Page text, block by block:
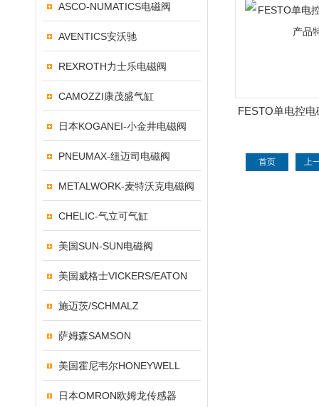
ASCO-NUMATICS电磁阀
AVENTICS安沃驰
REXROTH力士乐电磁阀
CAMOZZI康茂盛气缸
日本KOGANEI-小金井电磁阀
PNEUMAX-纽迈司电磁阀
METALWORK-麦特沃克电磁阀
CHELIC-气立可气缸
美国SUN-SUN电磁阀
美国威格士VICKERS/EATON
施迈茨/SCHMALZ
萨姆森SAMSON
美国霍尼韦尔HONEYWELL
日本OMRON欧姆龙传感器
FESTO单电控
首页 上